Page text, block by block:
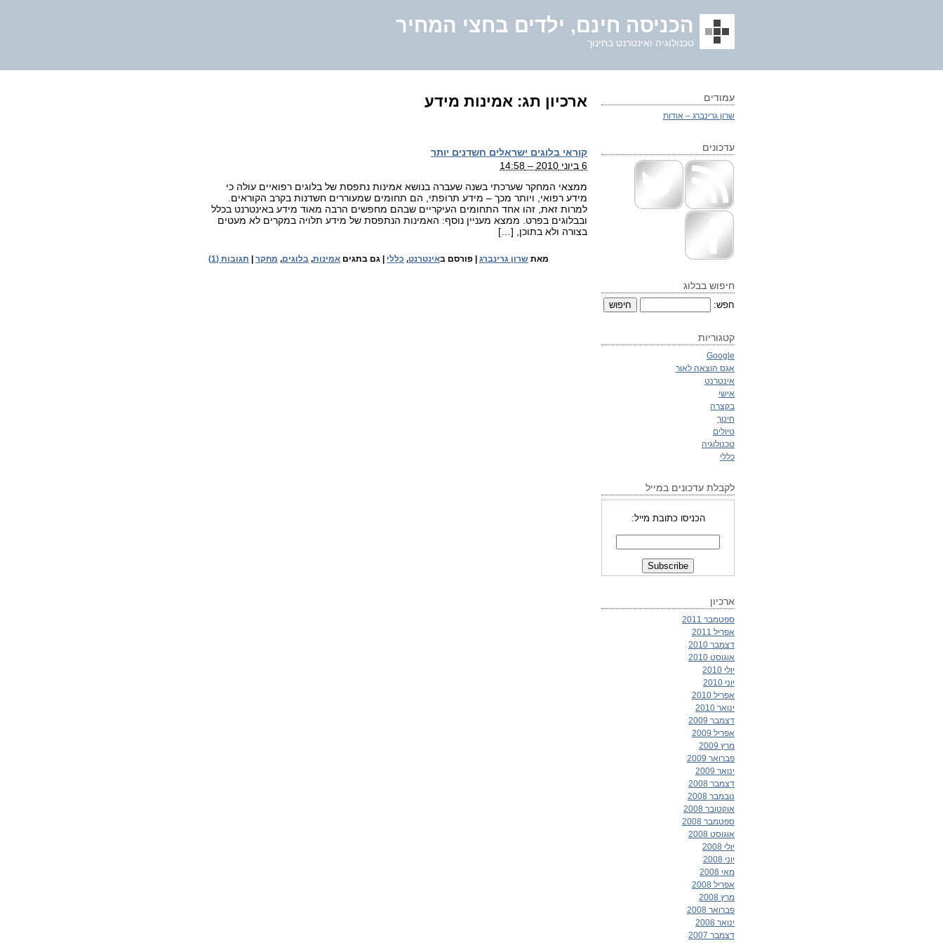
הכניסה חינם, ילדים בחצי המחיר
טכנולוגיה ואינטרנט בחינוך
ארכיון תג: אמינות מידע
קוראי בלוגים ישראלים חשדנים יותר
6 ביוני 2010 – 14:58
ממצאי המחקר שערכתי בשנה שעברה בנושא אמינות נתפסת של בלוגים רפואיים עולה כי
מידע רפואי, ויותר מכך – מידע תרופתי, הם תחומים שמעוררים חשדנות בקרב הקוראים.
למרות זאת, זהו אחד התחומים העיקריים שבהם מחפשים הרבה מאוד מידע באינטרנט בכלל
ובבלוגים בפרט. ממצא מעניין נוסף: האמינות הנתפסת של מידע תלויה במקרים לא מעטים
בצורה ולא בתוכן, […]
מאת שרון גרינברג פורסם באינטרנט, כללי גם בתגים אמינות, בלוגים, מחקר תגובות (1)
עמודים
שרון גרינברג – אודות
עדכונים
חיפוש בבלוג
חפש:
קטגוריות
Google
אגס הוצאה לאור
אינטרנט
אישי
בקצרה
חינוך
טיולים
טכנולוגיה
כללי
לקבלת עדכונים במייל
הכניסו כתובת מייל:
ארכיון
ספטמבר 2011
אפריל 2011
דצמבר 2010
אוגוסט 2010
יולי 2010
יוני 2010
אפריל 2010
ינואר 2010
דצמבר 2009
אפריל 2009
מרץ 2009
פברואר 2009
ינואר 2009
דצמבר 2008
נובמבר 2008
אוקטובר 2008
ספטמבר 2008
אוגוסט 2008
יולי 2008
יוני 2008
מאי 2008
אפריל 2008
מרץ 2008
פברואר 2008
ינואר 2008
דצמבר 2007